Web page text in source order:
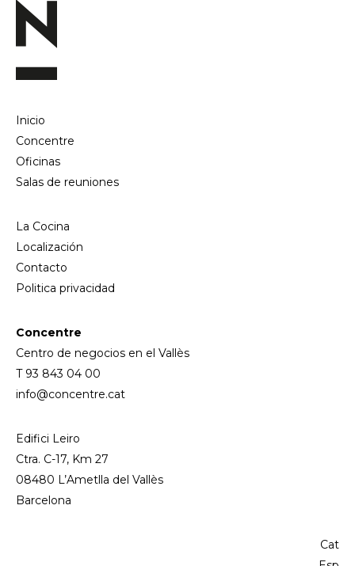
Inicio
Concentre
Oficinas
Salas de reuniones
La Cocina
Localización
Contacto
Politica privacidad
Concentre
Centro de negocios en el Vallès
T 93 843 04 00
info@concentre.cat
Edifici Leiro
Ctra. C-17, Km 27
08480 L’Ametlla del Vallès
Barcelona
Cat